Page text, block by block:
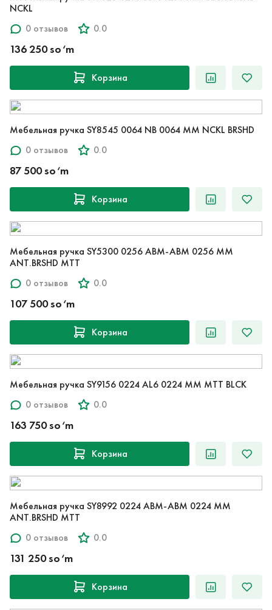
NCKL
0 отзывов
0.0
136 250 so‘m
Корзина
Мебельная ручка SY8545 0064 NB 0064 MM NCKL BRSHD
0 отзывов
0.0
87 500 so‘m
Корзина
Мебельная ручка SY5300 0256 ABM-ABM 0256 MM
ANT.BRSHD MTT
0 отзывов
0.0
107 500 so‘m
Корзина
Мебельная ручка SY9156 0224 AL6 0224 MM MTT BLCK
0 отзывов
0.0
163 750 so‘m
Корзина
Мебельная ручка SY8992 0224 ABM-ABM 0224 MM
ANT.BRSHD MTT
0 отзывов
0.0
131 250 so‘m
Корзина